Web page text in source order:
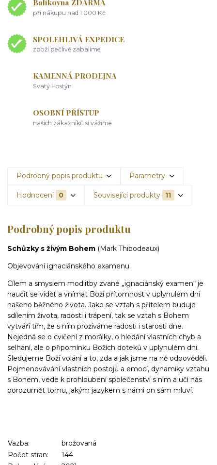
Balíkovna ZDARMA
při nákupu nad 1 000 Kč
SPOLEHLIVÁ EXPEDICE
zboží pečlivě zabalíme
KAMENNÁ PRODEJNA
Svatý Hostýn
OSOBNÍ PŘÍSTUP
našich zákazníků si vážíme
Podrobný popis produktu Parametry
Hodnocení 0 Související produkty 11
Podrobný popis produktu
Schůzky s živým Bohem (Mark Thibodeaux)
Objevování ignaciánského examenu
Cílem a smyslem modlitby zvané „ignaciánský examen“ je
naučit se vidět a vnímat Boží přítomnost v uplynulém dni
našeho běžného života. Jako se vztah s přítelem buduje
sdílením života, radosti i trápení, tak se vztah s Bohem
vytváří tím, že s ním prožíváme radosti i starosti dne.
Nejedná se o cvičení z morálky, o hledání vlastních chyb a
selhání, ale o připomínku Božích doteků v uplynulém dni.
Sledujeme Boží volání a to, zda a jak jsme na ně odpověděli.
Pojmenovávání vlastních postojů a emocí, dynamiky vztahu
s Bohem, vede k prohloubení společenství s ním a učí nás
porozumět tomu, jakým jazykem s námi on sám mluví.
Vazba:
brožovaná
Počet stran:
144